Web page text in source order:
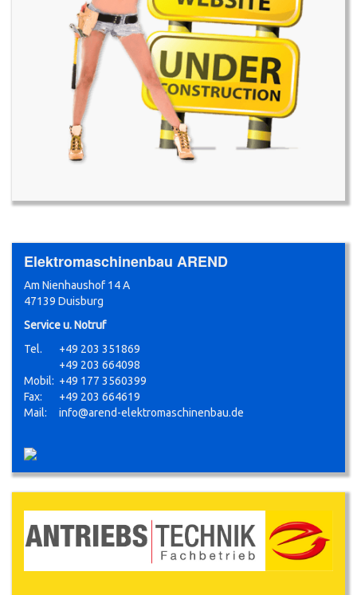
Elektromaschinenbau AREND
Am Nienhaushof 14 A
47139 Duisburg
Service u. Notruf
Tel.
Mobil:
Fax:
Mail:
+49 203 351869
+49 203 664098
+49 177 3560399
+49 203 664619
info@arend-elektromaschinenbau.de